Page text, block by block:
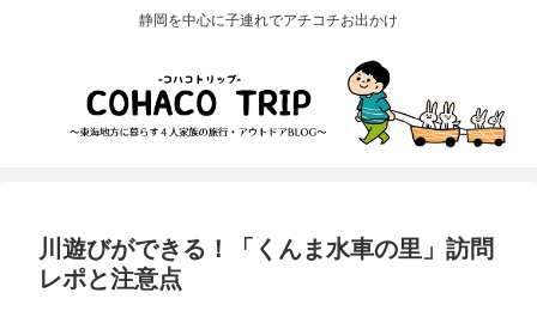
静岡を中心に子連れでアチコチお出かけ
川遊びができる！「くんま水車の里」訪問
レポと注意点